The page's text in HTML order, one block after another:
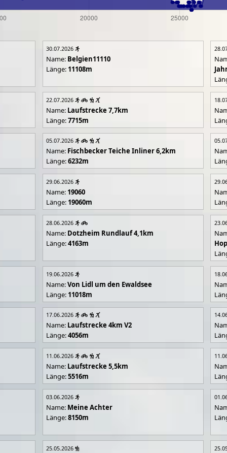
30.07.2026
Name: Belgien11110
Länge: 11108m
22.07.2026
Name: Laufstrecke 7,7km
Länge:7715m
05.07.2026
Name: Fischbecker Teiche Inliner 6,2km
Länge:6232m
29.06.2026
Name: 19060
Länge: 19060m
28.06.2026
Name: Dotzheim Rundlauf 4,1km
Länge:4163m
19.06.2026
Name:Von Lidl um den Ewaldsee
Länge: 11018m
17.06.2026
Name: Laufstrecke 4km V2
Länge:4056m
11.06.2026
Name: Laufstrecke 5,5km
Länge:5516m
03.06.2026
Name: Meine Achter
Länge:8150m
25.05.2026